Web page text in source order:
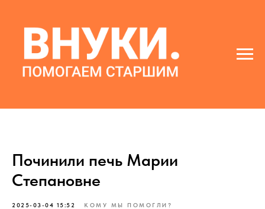
Починили печь Марии
Степановне
2025-03-04 15:52 КОМУ МЫ ПОМОГЛИ?